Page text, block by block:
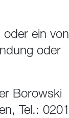
oder ein von
oder
Borowski
Tel.: 0201